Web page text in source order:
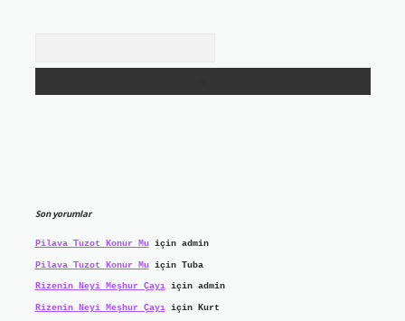
Son yorumlar
Pilava Tuzot Konur Muiçin admin
Pilava Tuzot Konur Muiçin Tuba
Rizenin Neyi Meşhur Çayıiçin admin
Rizenin Neyi Meşhur Çayıiçin Kurt